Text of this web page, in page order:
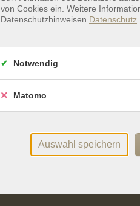
Allgemeine
von Cookies ein. Weitere
Datenschutzhinweisen. Datenschutz
Notwendig
Matomo
Auswahl speichern